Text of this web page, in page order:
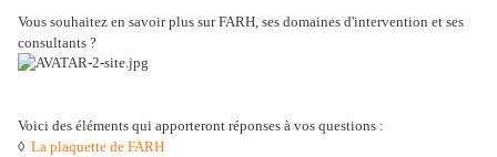
Vous souhaitez en savoir plus sur FARH, ses domaines d'intervention et ses
consultants ?
Voici des éléments qui apporteront réponses à vos questions :
◊ La plaquette de FARH